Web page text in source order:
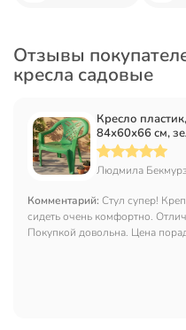
Отзывы
кресла садовые
Кресло
84х60х66 см,
Людмила
Комментарий: Стул супер!
сидеть очень комфортно.
Покупкой довольна. Цена